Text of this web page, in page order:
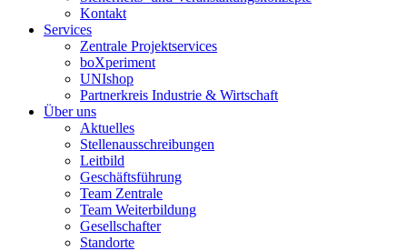
Kontakt
Services
Zentrale Projektservices
boXperiment
UNIshop
Partnerkreis Industrie & Wirtschaft
Über uns
Aktuelles
Stellenausschreibungen
Leitbild
Geschäftsführung
Team Zentrale
Team Weiterbildung
Gesellschafter
Standorte